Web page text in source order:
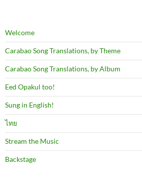
Welcome
Carabao Song Translations, by Theme
Carabao Song Translations, by Album
Eed Opakul too!
Sung in English!
ไทย
Stream the Music
Backstage